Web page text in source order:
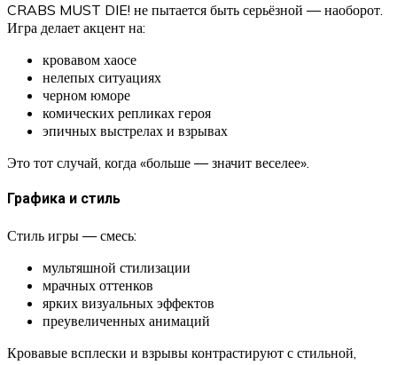
CRABS MUST DIE! не пытается быть серьёзной — наоборот.
Игра делает акцент на:
кровавом хаосе
нелепых ситуациях
черном юморе
комических репликах героя
эпичных выстрелах и взрывах
Это тот случай, когда «больше — значит веселее».
Графика и стиль
Стиль игры — смесь:
мультяшной стилизации
мрачных оттенков
ярких визуальных эффектов
преувеличенных анимаций
Кровавые всплески и взрывы контрастируют с стильной,